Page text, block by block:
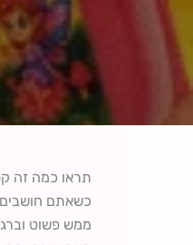
תראו כמה זה
כשאתם חושבים
ממש פשוט